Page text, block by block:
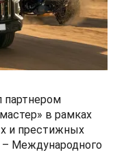
Кроссовер
949 000 ₽*
Лифтбек
749 000 ₽*
гарантия
партнером
в рамках
и престижных
Международного